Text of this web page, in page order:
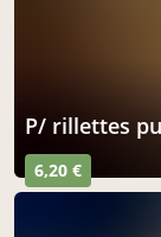
p/ rillettes
6,20 €